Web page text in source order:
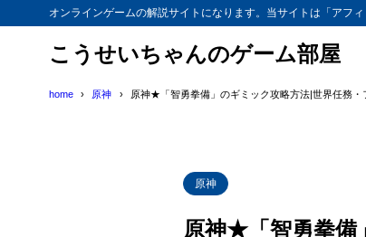
オンラインゲームの解説サイトになります。当サイトは「アフ
こうせいちゃんのゲーム部屋
home 原神 原神★「智勇拳備」のギミック攻略方法|世界任務・
原神
原神★「智勇拳備